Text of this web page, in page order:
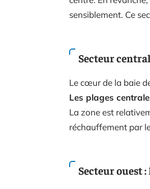
sensiblement. Ce
Secteur
Le cœur de la baie
Les plages
La zone est
réchauffement par
Secteur ouest